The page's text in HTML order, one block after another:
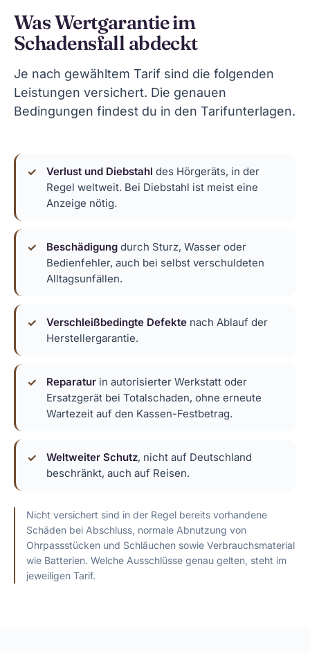
Was Wertgarantie im
Schadensfall abdeckt
Je nach gewähltem Tarif sind die folgenden
Leistungen versichert. Die genauen
Bedingungen findest du in den Tarifunterlagen.
Verlust und Diebstahl des Hörgeräts, in der
Regel weltweit. Bei Diebstahl ist meist eine
Anzeige nötig.
Beschädigung durch Sturz, Wasser oder
Bedienfehler, auch bei selbst verschuldeten
Alltagsunfällen.
Verschleißbedingte Defekte nach Ablauf der
Herstellergarantie.
Reparatur in autorisierter Werkstatt oder
Ersatzgerät bei Totalschaden, ohne erneute
Wartezeit auf den Kassen-Festbetrag.
Weltweiter Schutz, nicht auf Deutschland
beschränkt, auch auf Reisen.
Nicht versichert sind in der Regel bereits vorhandene
Schäden bei Abschluss, normale Abnutzung von
Ohrpassstücken und Schläuchen sowie Verbrauchsmaterial
wie Batterien. Welche Ausschlüsse genau gelten, steht im
jeweiligen Tarif.